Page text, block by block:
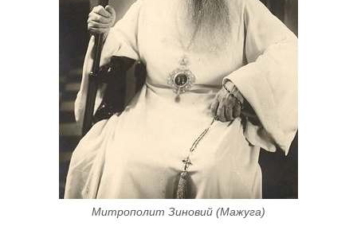
Митрополит Зиновий (Мажуга)